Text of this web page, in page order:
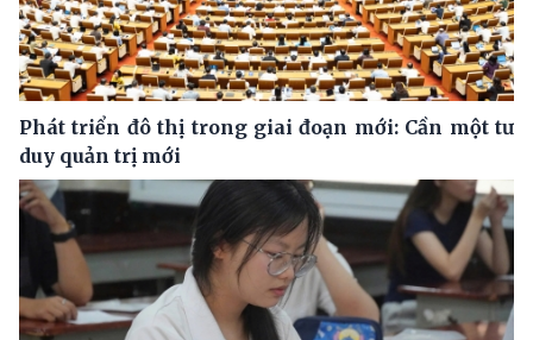
Phát triển đô thị trong giai đoạn mới: Cần một tư
duy quản trị mới